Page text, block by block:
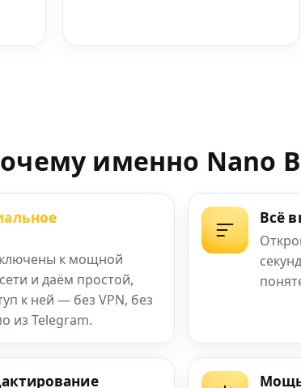
фото, видео
в в Ижевск
именно Nano
к мощной
и даём простой,
к ней — без VPN, без
из Telegram.
Всё